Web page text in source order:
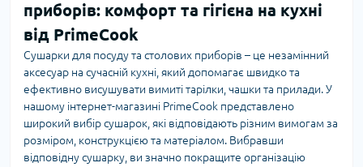
приборів: комфорт та гігієна на кухні
від PrimeCook
Сушарки для посуду та столових приборів – це незамінний
аксесуар на сучасній кухні, який допомагає швидко та
ефективно висушувати вимиті тарілки, чашки та прилади. У
нашому інтернет-магазині PrimeCook представлено
широкий вибір сушарок, які відповідають різним вимогам за
розміром, конструкцією та матеріалом. Вибравши
відповідну сушарку, ви значно покращите організацію